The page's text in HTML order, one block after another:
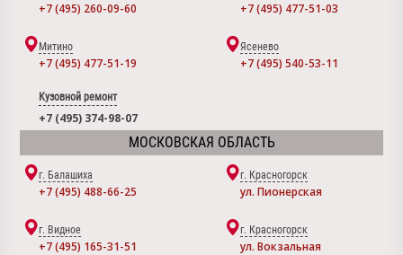
+7 (495) 260-09-60 +7 (495) 477-51-03
Митино
+7 (495) 477-51-19
Ясенево
+7 (495) 540-53-11
Кузовной ремонт
+7 (495) 374-98-07
МОСКОВСКАЯ ОБЛАСТЬ
г. Балашиха
+7 (495) 488-66-25
г. Красногорск
ул. Пионерская
г. Видное
+7 (495) 165-31-51
г. Красногорск
ул. Вокзальная